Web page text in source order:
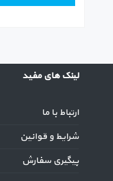
لینک های مفید
ارتباط با ما
شرایط و قوانین
پیگیری سفارش